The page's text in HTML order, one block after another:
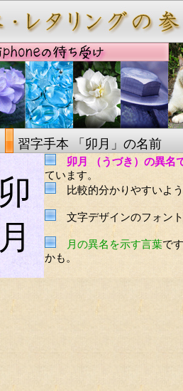
習字手本 「卯月」の名前
卯
月
卯月 （うづき）の異名
ています。
比較的分かりやすいよ
文字デザインのフォン
月の異名を示す言葉で
かも。